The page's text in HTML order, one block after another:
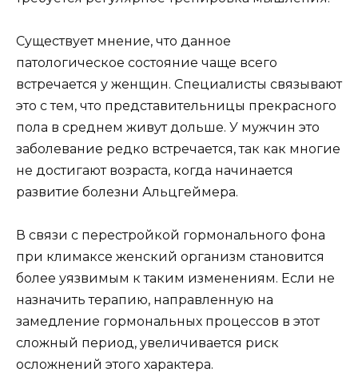
Существует мнение, что данное
патологическое состояние чаще всего
встречается у женщин. Специалисты связывают
это с тем, что представительницы прекрасного
пола в среднем живут дольше. У мужчин это
заболевание редко встречается, так как многие
не достигают возраста, когда начинается
развитие болезни Альцгеймера.
В связи с перестройкой гормонального фона
при климаксе женский организм становится
более уязвимым к таким изменениям. Если не
назначить терапию, направленную на
замедление гормональных процессов в этот
сложный период, увеличивается риск
осложнений этого характера.